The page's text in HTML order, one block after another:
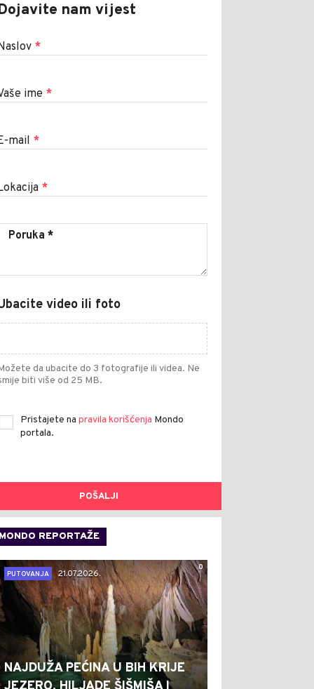
nam vijest
*
ime *
mail *
*
video ili foto
da ubacite do 3 fotografije ili videa. Ne
biti više od 25 MB.
Pristajete na pravila korišćenja Mondo
portala.
POŠALJI
MONDO REPORTAŽE
0
PUTOVANJA
21.07.2026.
NAJDUŽA PEĆINA U BIH KRIJE